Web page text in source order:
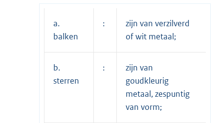
a.
balken
:
zijn van verzilverd
of wit metaal;
b.
sterren
:
zijn van
goudkleurig
metaal, zespuntig
van vorm;